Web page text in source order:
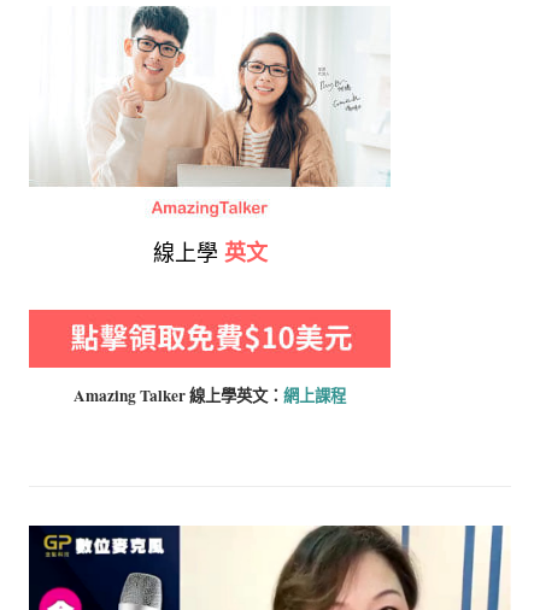
線上學 英文
Amazing Talker 線上學英文： 網上課程